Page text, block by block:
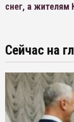
снег, а жителям
Сейчас на